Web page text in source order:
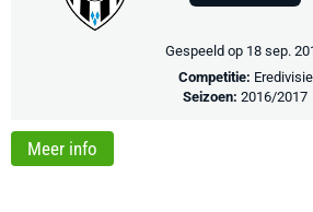
Gespeeld op 18 sep.
Competitie: Eredivisie
Seizoen: 2016/2017
Meer info